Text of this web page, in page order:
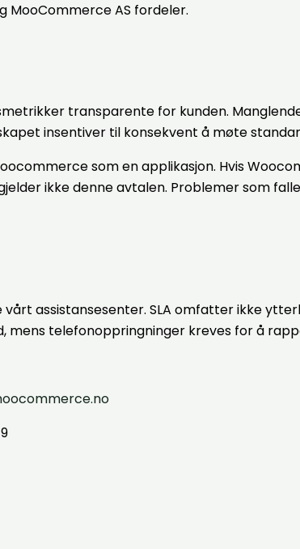
MooCommerce AS fordeler.
transparente for kunden.
insentiver til konsekvent å møte
som en applikasjon. Hvis
ikke denne avtalen. Problemer som
assistansesenter. SLA omfatter ikke
telefonoppringninger kreves for å